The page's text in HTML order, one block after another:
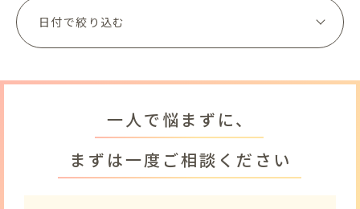
一人で悩まずに、
まずは一度ご相談ください